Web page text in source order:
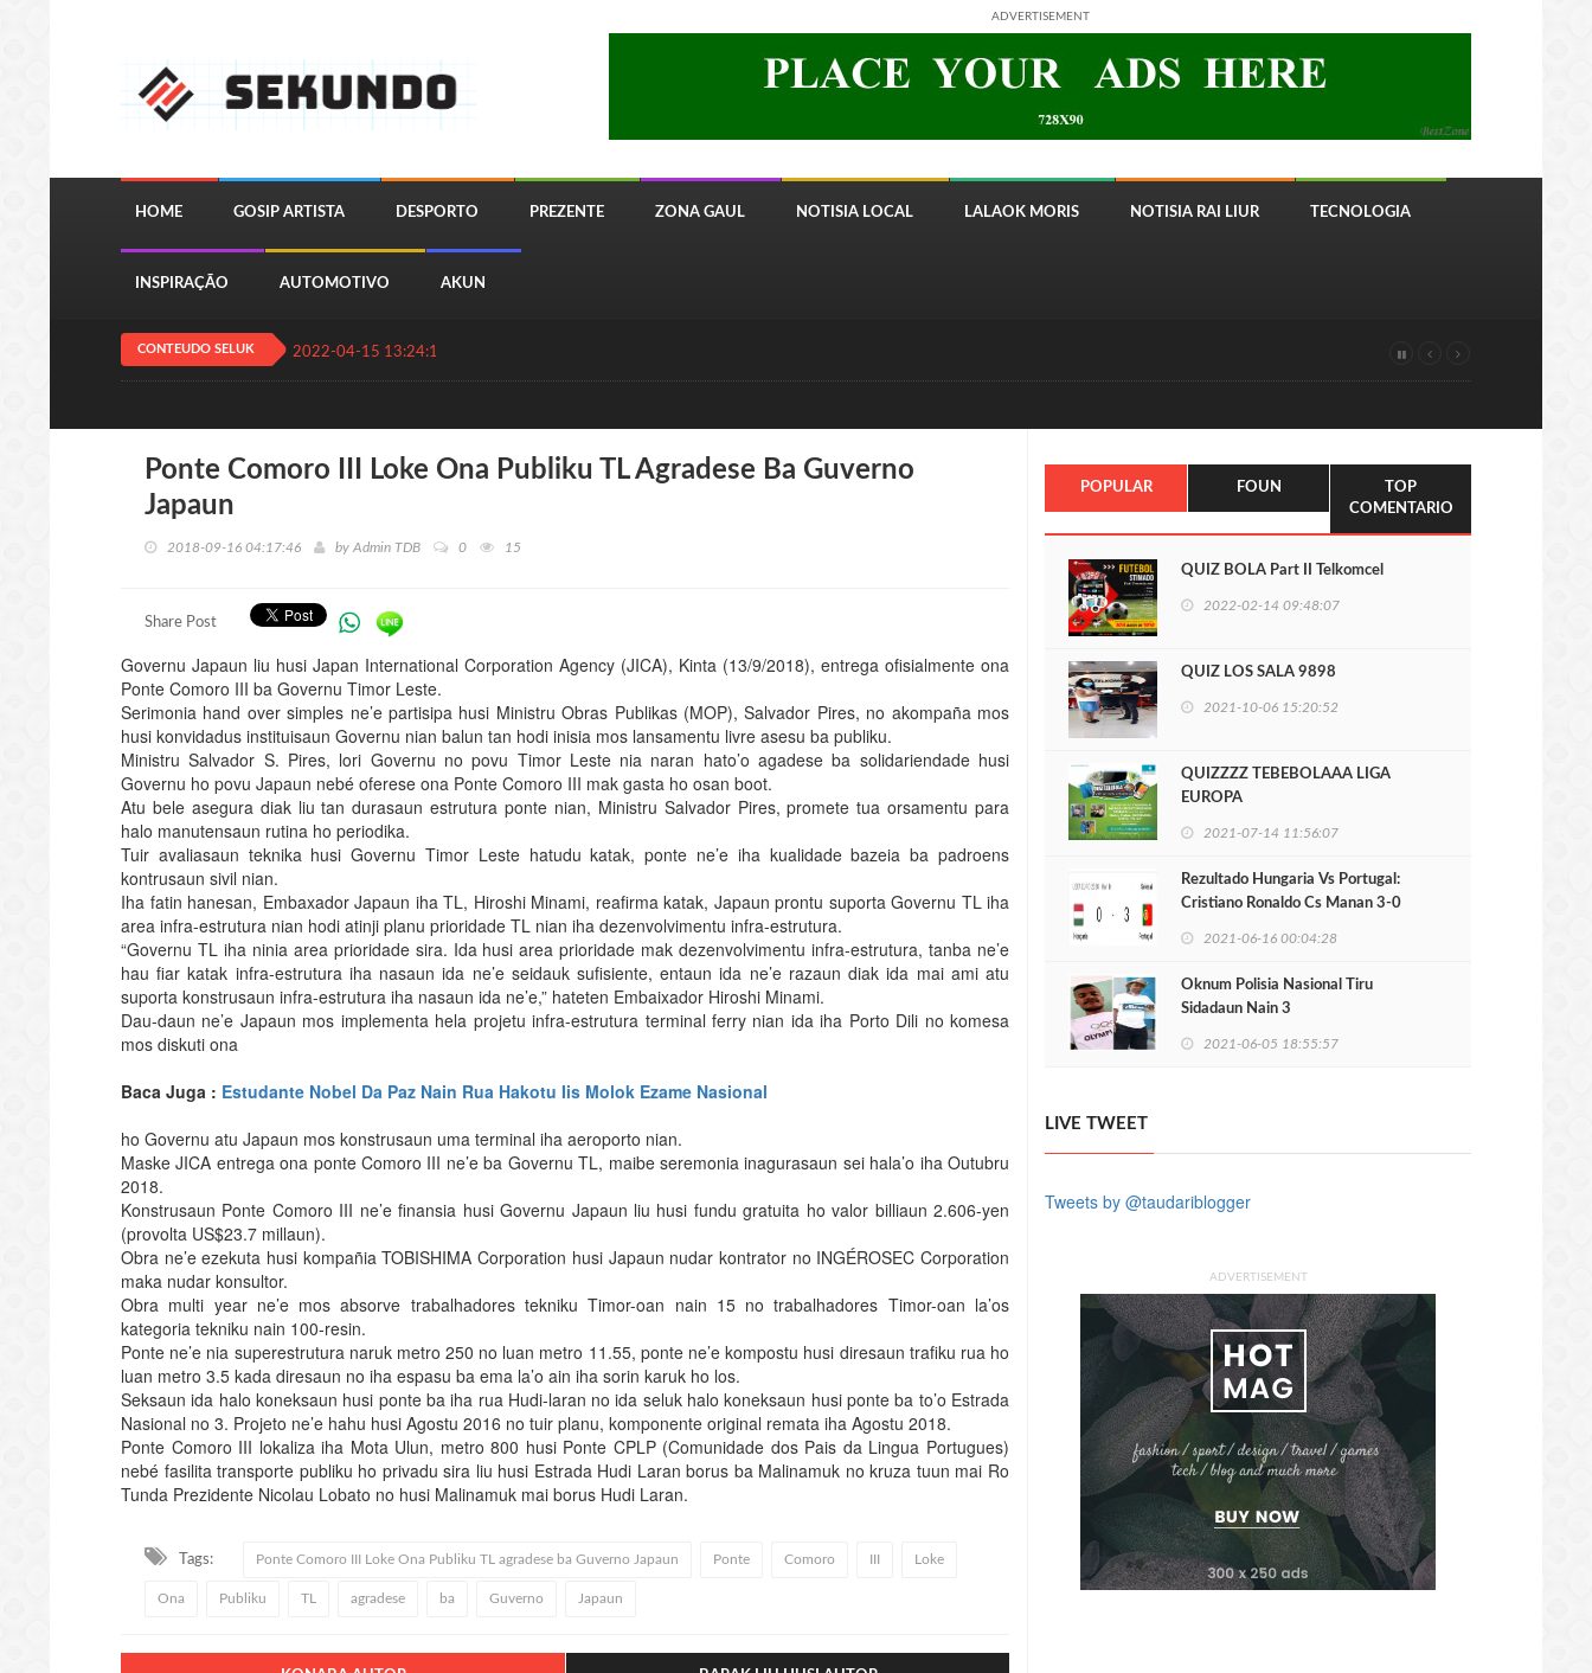
ADVERTISEMENT
HOME GOSIP ARTISTA DESPORTO PREZENTE ZONA GAUL NOTISIA LOCAL LALAOK MORIS NOTISIA RAI LIUR TECNOLOGIA
INSPIRAÇÃO AUTOMOTIVO AKUN
CONTEUDO SELUK 2022-04-15 13:24:11
Ponte Comoro III Loke Ona Publiku TL Agradese Ba Guverno
Japaun
2018-09-16 04:17:46 by Admin TDB 0 15
Share Post
Governu Japaun liu husi Japan International Corporation Agency (JICA), Kinta (13/9/2018), entrega ofisialmente ona
Ponte Comoro III ba Governu Timor Leste.
Serimonia hand over simples ne’e partisipa husi Ministru Obras Publikas (MOP), Salvador Pires, no akompaña mos
husi konvidadus instituisaun Governu nian balun tan hodi inisia mos lansamentu livre asesu ba publiku.
Ministru Salvador S. Pires, lori Governu no povu Timor Leste nia naran hato’o agadese ba solidariendade husi
Governu ho povu Japaun nebé oferese ona Ponte Comoro III mak gasta ho osan boot.
Atu bele asegura diak liu tan durasaun estrutura ponte nian, Ministru Salvador Pires, promete tua orsamentu para
halo manutensaun rutina ho periodika.
Tuir avaliasaun teknika husi Governu Timor Leste hatudu katak, ponte ne’e iha kualidade bazeia ba padroens
kontrusaun sivil nian.
Iha fatin hanesan, Embaxador Japaun iha TL, Hiroshi Minami, reafirma katak, Japaun prontu suporta Governu TL iha
area infra-estrutura nian hodi atinji planu prioridade TL nian iha dezenvolvimentu infra-estrutura.
“Governu TL iha ninia area prioridade sira. Ida husi area prioridade mak dezenvolvimentu infra-estrutura, tanba ne’e
hau fiar katak infra-estrutura iha nasaun ida ne’e seidauk sufisiente, entaun ida ne’e razaun diak ida mai ami atu
suporta konstrusaun infra-estrutura iha nasaun ida ne’e,” hateten Embaixador Hiroshi Minami.
Dau-daun ne’e Japaun mos implementa hela projetu infra-estrutura terminal ferry nian ida iha Porto Dili no komesa
mos diskuti ona
Baca Juga : Estudante Nobel Da Paz Nain Rua Hakotu Iis Molok Ezame Nasional
ho Governu atu Japaun mos konstrusaun uma terminal iha aeroporto nian.
Maske JICA entrega ona ponte Comoro III ne’e ba Governu TL, maibe seremonia inagurasaun sei hala’o iha Outubru
2018.
Konstrusaun Ponte Comoro III ne’e finansia husi Governu Japaun liu husi fundu gratuita ho valor billiaun 2.606-yen
(provolta US$23.7 millaun).
Obra ne’e ezekuta husi kompañia TOBISHIMA Corporation husi Japaun nudar kontrator no INGÉROSEC Corporation
maka nudar konsultor.
Obra multi year ne’e mos absorve trabalhadores tekniku Timor-oan nain 15 no trabalhadores Timor-oan la’os
kategoria tekniku nain 100-resin.
Ponte ne’e nia superestrutura naruk metro 250 no luan metro 11.55, ponte ne’e kompostu husi diresaun trafiku rua ho
luan metro 3.5 kada diresaun no iha espasu ba ema la’o ain iha sorin karuk ho los.
Seksaun ida halo koneksaun husi ponte ba iha rua Hudi-laran no ida seluk halo koneksaun husi ponte ba to’o Estrada
Nasional no 3. Projeto ne’e hahu husi Agostu 2016 no tuir planu, komponente original remata iha Agostu 2018.
Ponte Comoro III lokaliza iha Mota Ulun, metro 800 husi Ponte CPLP (Comunidade dos Pais da Lingua Portugues)
nebé fasilita transporte publiku ho privadu sira liu husi Estrada Hudi Laran borus ba Malinamuk no kruza tuun mai Ro
Tunda Prezidente Nicolau Lobato no husi Malinamuk mai borus Hudi Laran.
Tags: Ponte Comoro III Loke Ona Publiku TL agradese ba Guverno Japaun Ponte Comoro III Loke
Ona Publiku TL agradese ba Guverno Japaun
POPULAR FOUN
TOP
COMENTARIO
QUIZ BOLA Part II Telkomcel
2022-02-14 09:48:07
QUIZ LOS SALA 9898
2021-10-06 15:20:52
QUIZZZZ TEBEBOLAAA LIGA
EUROPA
2021-07-14 11:56:07
Rezultado Hungaria Vs Portugal:
Cristiano Ronaldo Cs Manan 3-0
2021-06-16 00:04:28
Oknum Polisia Nasional Tiru
Sidadaun Nain 3
2021-06-05 18:55:57
LIVE TWEET
Tweets by @taudariblogger
ADVERTISEMENT